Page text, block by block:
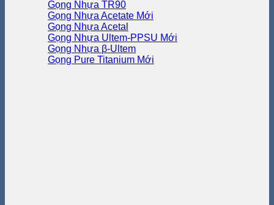
Gọng Nhựa TR90
Gọng Nhựa Acetate
Gọng Nhựa Acetal
Gọng Nhựa Ultem-PPSU
Gọng Nhựa β-Ultem
Gọng Pure Titanium